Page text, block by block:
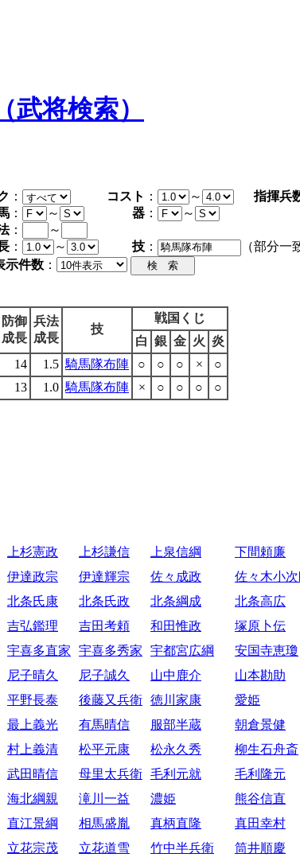
将検索）
： コスト ： ～ 指揮兵
： ～ 器 ：
～
：
～
： ～ 技 ：
（部分一
示件数 ：
防御
成長
兵法
成長
技
戦国くじ
白 銀 金 火 炎
14 1.5 騎馬隊布陣 ○ ○ ○ ×
○
13 1.0 騎馬隊布陣 × ○ ○ ○ ○
上杉憲政 上杉謙信 上泉信綱 下間頼廉
伊達政宗 伊達輝宗 佐々成政 佐々木小次
北条氏康 北条氏政 北条綱成 北条高広
吉弘鑑理 吉田考頼 和田惟政 塚原卜伝
宇喜多直家 宇喜多秀家 宇都宮広綱 安国寺恵瓊
尼子晴久 尼子誠久 山中鹿介 山本勘助
平野長泰 後藤又兵衛 徳川家康 愛姫
最上義光 有馬晴信 服部半蔵 朝倉景健
村上義清 松平元康 松永久秀 柳生石舟斎
武田晴信 母里太兵衛 毛利元就 毛利隆元
海北綱親 滝川一益 濃姫 熊谷信直
直江景綱 相馬盛胤 真柄直隆 真田幸村
立花宗茂 立花道雪 竹中半兵衛 筒井順慶